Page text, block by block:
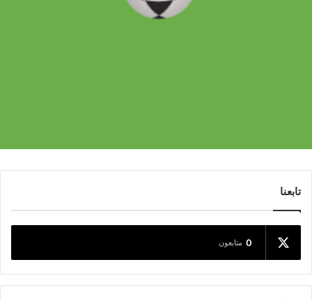
تابعنا
0 متابعون